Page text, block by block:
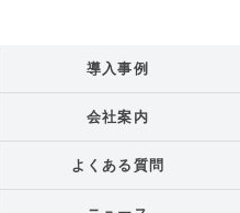
導入事例
会社案内
よくある質問